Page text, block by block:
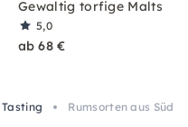
Gewaltig torfige Malts
5,0
ab 68 €
Tasting
Rumsorten aus Süd-